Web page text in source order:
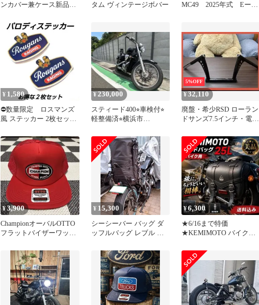
ンカバー兼ケース新品未
タム ヴィンテージボバー
MC49 2025年式 Eーク
¥ 1,580
⛔数量限定 ロスマンズ
風 ステッカー 2枚セット
GROM
¥230,000
スティード400⭐︎車検付⭐︎
軽整備済⭐︎横浜市
5%OFF
¥32,110
廃盤・希少RSD ローラン
ドサンズ7.5インチ・電子
¥3,900
ChampionオーバルOTTO
フラットバイザーワッペ
ッド
¥ 15,300
シーシーバー バッグ ダ
ッフルバッグ レブル ハ
ンプ
¥6,300
★6/16まで特価
★KEMIMOTO バイク用